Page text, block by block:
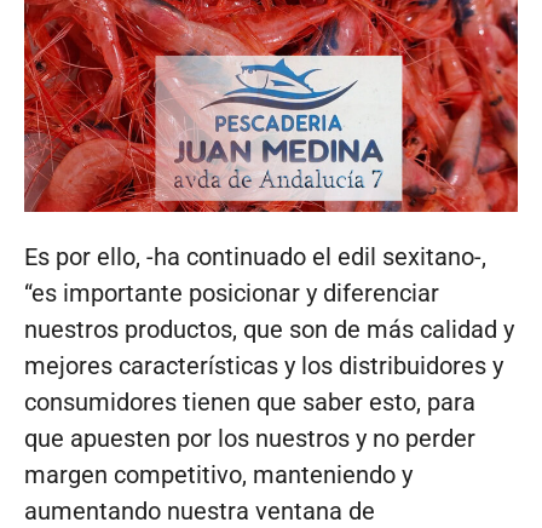
Es por ello, -ha continuado el edil sexitano-,
“es importante posicionar y diferenciar
nuestros productos, que son de más calidad y
mejores características y los distribuidores y
consumidores tienen que saber esto, para
que apuesten por los nuestros y no perder
margen competitivo, manteniendo y
aumentando nuestra ventana de